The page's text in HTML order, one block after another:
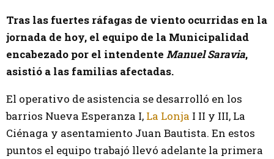
Tras las fuertes ráfagas de viento ocurridas en la
jornada de hoy, el equipo de la Municipalidad
encabezado por el intendente Manuel Saravia,
asistió a las familias afectadas.
El operativo de asistencia se desarrolló en los
barrios Nueva Esperanza I, La Lonja I II y III, La
Ciénaga y asentamiento Juan Bautista. En estos
puntos el equipo trabajó llevó adelante la primera